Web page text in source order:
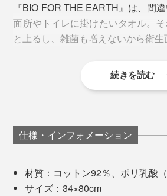
ますが、「フェイスタオル」はト
所で1日に何度も手を拭くための
乾性も高く、安心して使えます。
「PlaX™」について詳しくはこち
フックにかけられるテープには、
デザインのアクセントに。
のタオルたちの「いいとこ取り」
らいいのに」を叶えるべく、議論
ージを共有。
できあがったタオルは、色・厚み
すべてがイメージ通り。小山田さ
もちろん、品質は今治クオリティ
か、脱毛率や耐久性など、厳しい
す。
『BIO FOR THE EARTH』は、間
面所やトイレに掛けたいタオル。
と上るし、雑菌も増えないから衛生
続きを読む
仕様・インフォメーション
材質：コットン92％、ポリ乳酸
サイズ：34×80cm